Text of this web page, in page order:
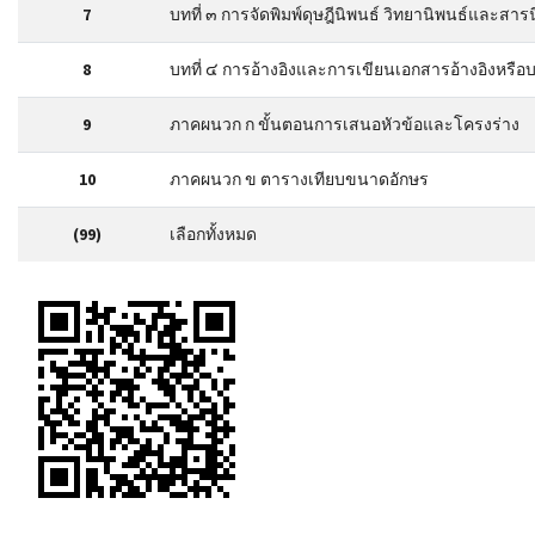
7 บทที่ ๓ การจัดพิมพ์ดุษฎีนิพนธ์ วิทยานิพนธ์และสา
8 บทที่ ๔ การอ้างอิงและการเขียนเอกสารอ้างอิงหรื
9 ภาคผนวก ก ขั้นตอนการเสนอหัวข้อและโครงร่าง
10 ภาคผนวก ข ตารางเทียบขนาดอักษร
(99) เลือกทั้งหมด